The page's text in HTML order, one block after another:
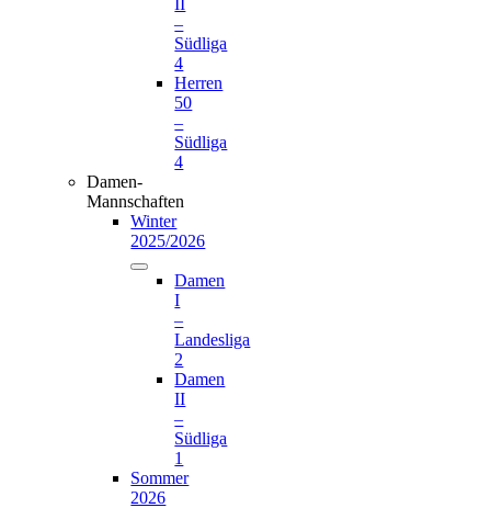
II
–
Südliga
4
Herren
50
–
Südliga
4
Damen-
Mannschaften
Winter
2025/2026
Damen
I
–
Landesliga
2
Damen
II
–
Südliga
1
Sommer
2026